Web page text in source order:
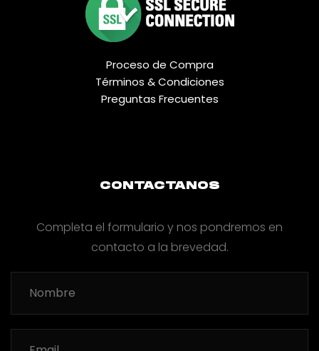
Proceso de Compra
Términos & Condiciones
Preguntas Frecuentes
CONTACTANOS
Completa el formulario y nos pondremos en
contacto a la brevedad.